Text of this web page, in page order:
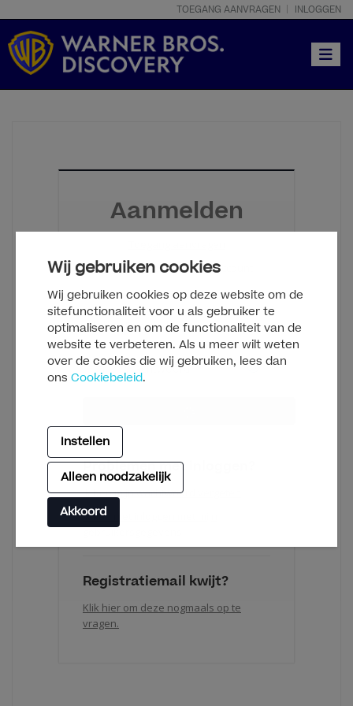
Wij gebruiken cookies
Wij gebruiken cookies op deze website om de
sitefunctionaliteit voor u als gebruiker te
optimaliseren en om de functionaliteit van de
website te verbeteren. Als u meer wilt weten
over de cookies die wij gebruiken, lees dan
ons Cookiebeleid.
Instellen
Alleen noodzakelijk
Akkoord
TOEGANG AANVRAGEN INLOGGEN
Aanmelden
Log in met je Clipsource-account
Problemen met inloggen?
Ik ben mijn wachtwoord vergeten
Ik kan niet inloggen met mijn
gebruikersgegevens
Registratiemail kwijt?
Klik hier om deze nogmaals op te
vragen.